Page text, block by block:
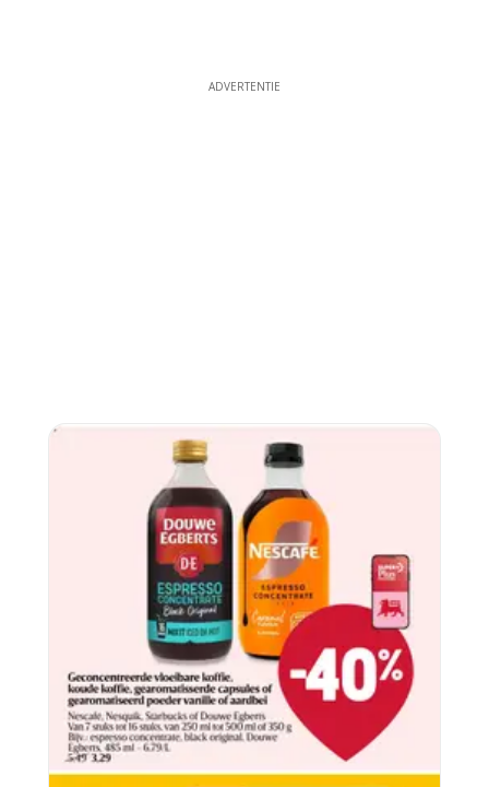
ADVERTENTIE